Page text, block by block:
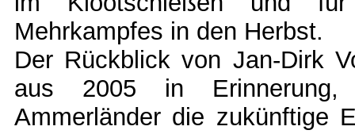
Mehrkampfes in den Herbst.
Der Rückblick von Jan-Dirk
aus 2005 in Erinnerung,
Ammerländer die zukünftige